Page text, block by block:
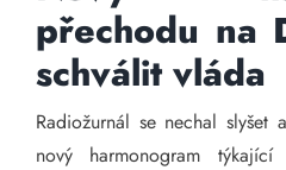
přechodu na
schválit vláda
Radiožurnál se nechal slyšet
nový harmonogram